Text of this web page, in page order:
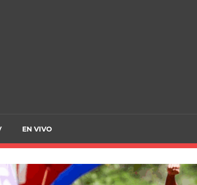
EN VIVO